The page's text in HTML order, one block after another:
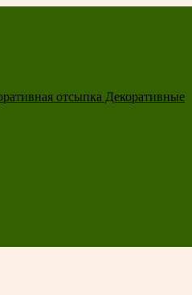
отсыпка Декоративные